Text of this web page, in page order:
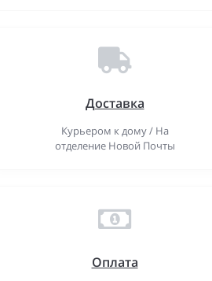
Доставка
Курьером к дому / На
отделение Новой Почты
Оплата